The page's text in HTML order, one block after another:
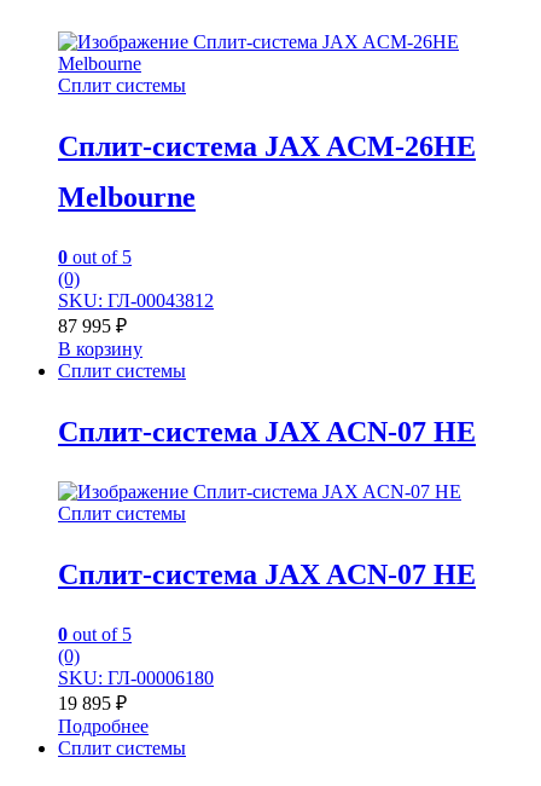
Сплит системы
Сплит-система JAX ACM-26HE
Melbourne
0 out of 5
(0)
SKU: ГЛ-00043812
87 995 ₽
В корзину
Сплит системы
Сплит-система JAX ACN-07 HE
Сплит системы
Сплит-система JAX ACN-07 HE
0 out of 5
(0)
SKU: ГЛ-00006180
19 895 ₽
Подробнее
Сплит системы